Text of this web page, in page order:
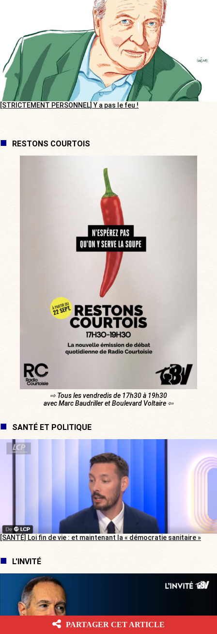
[STRICTEMENT PERSONNEL] Y a pas le feu !
RESTONS COURTOIS
⇨ Tous les vendredis de 17h30 à 19h30
avec Marc Baudriller et Boulevard Voltaire ⇦
SANTÉ ET POLITIQUE
[SANTÉ] Loi fin de vie : et maintenant la « démocratie sanitaire »
L'INVITÉ
PARTAGER CET ARTICLE